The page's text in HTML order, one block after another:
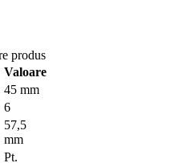
produs
Valoare
45 mm
6
57,5
mm
Pt.